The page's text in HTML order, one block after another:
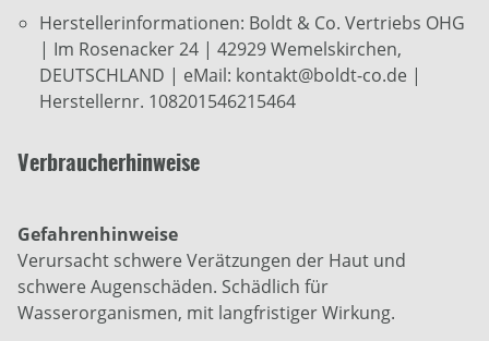
Herstellerinformationen: Boldt & Co. Vertriebs OHG
| Im Rosenacker 24 | 42929 Wemelskirchen,
DEUTSCHLAND | eMail: kontakt@boldt-co.de |
Herstellernr. 108201546215464
Verbraucherhinweise
Gefahrenhinweise
Verursacht schwere Verätzungen der Haut und
schwere Augenschäden. Schädlich für
Wasserorganismen, mit langfristiger Wirkung.